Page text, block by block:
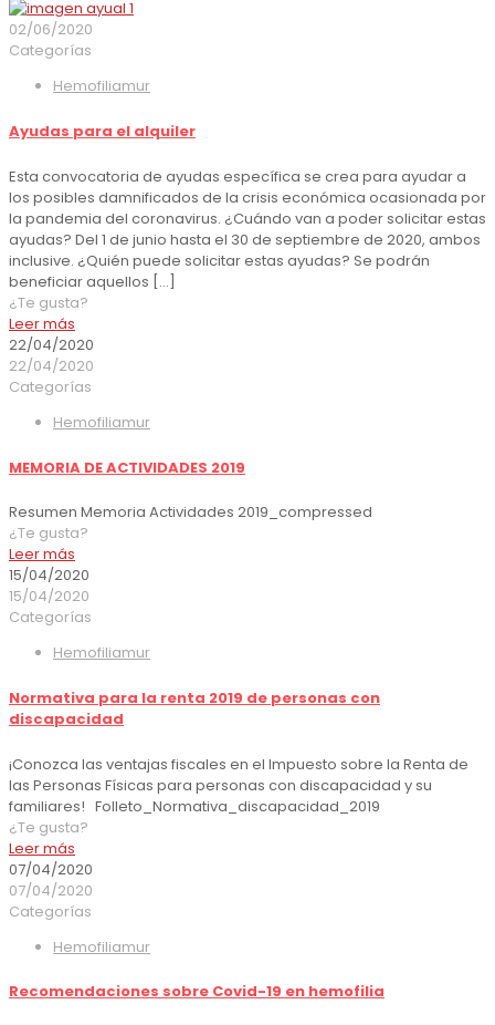
02/06/2020
Categorías
Hemofiliamur
Ayudas para el alquiler
Esta convocatoria de ayudas específica se crea para ayudar a
los posibles damnificados de la crisis económica ocasionada por
la pandemia del coronavirus. ¿Cuándo van a poder solicitar estas
ayudas? Del 1 de junio hasta el 30 de septiembre de 2020, ambos
inclusive. ¿Quién puede solicitar estas ayudas? Se podrán
beneficiar aquellos […]
¿Te gusta?
Leer más
22/04/2020
22/04/2020
Categorías
Hemofiliamur
MEMORIA DE ACTIVIDADES 2019
Resumen Memoria Actividades 2019_compressed
¿Te gusta?
Leer más
15/04/2020
15/04/2020
Categorías
Hemofiliamur
Normativa para la renta 2019 de personas con
discapacidad
¡Conozca las ventajas fiscales en el Impuesto sobre la Renta de
las Personas Físicas para personas con discapacidad y su
familiares! Folleto_Normativa_discapacidad_2019
¿Te gusta?
Leer más
07/04/2020
07/04/2020
Categorías
Hemofiliamur
Recomendaciones sobre Covid-19 en hemofilia